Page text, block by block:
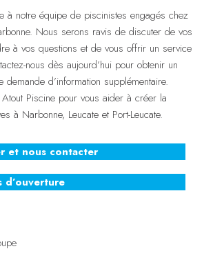
à notre équipe de piscinistes engagés chez
Nous serons ravis de discuter de vos
à vos questions et de vous offrir un service
nous dès aujourd’hui pour obtenir un
demande d’information supplémentaire.
Piscine pour vous aider à créer la
à Narbonne, Leucate et Port-Leucate.
et nous contacter
d’ouverture